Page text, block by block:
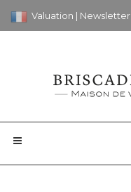
Valuation | Newsletter